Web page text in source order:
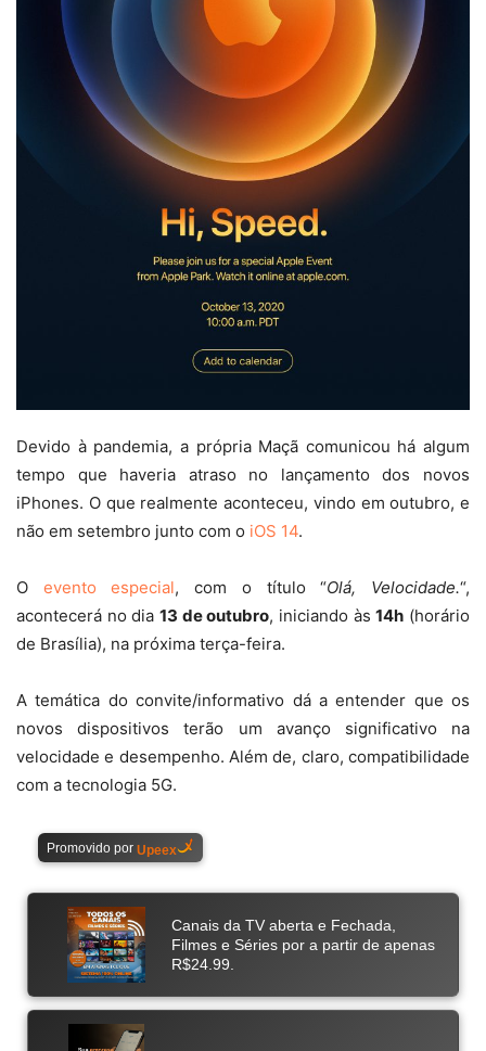
Devido à pandemia, a própria Maçã comunicou há algum
tempo que haveria atraso no lançamento dos novos
iPhones. O que realmente aconteceu, vindo em outubro, e
não em setembro junto com o iOS 14.
O evento especial, com o título “Olá, Velocidade.“,
acontecerá no dia 13 de outubro, iniciando às14h (horário
de Brasília), na próxima terça-feira.
A temática do convite/informativo dá a entender que os
novos dispositivos terão um avanço significativo na
velocidade e desempenho. Além de, claro, compatibilidade
com a tecnologia 5G.